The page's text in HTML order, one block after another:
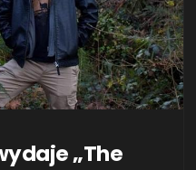
„The